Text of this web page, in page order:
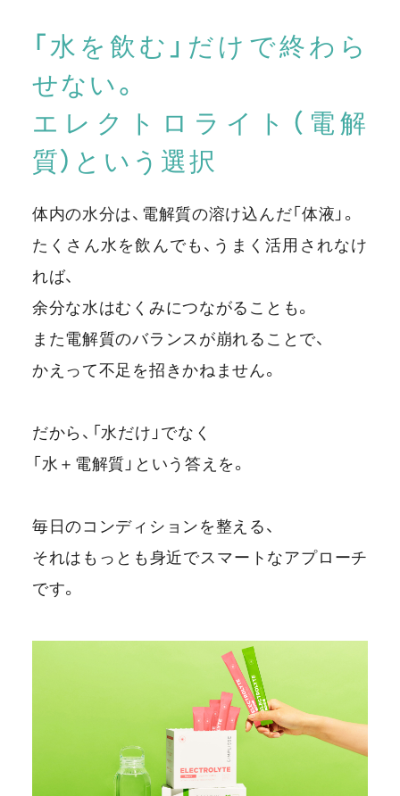
「水を飲む」だけで終わら
せない。
エレクトロライト（電解
質）という選択
体内の水分は、電解質の溶け込んだ「体液」。
たくさん水を飲んでも、うまく活用されなけ
れば、
余分な水はむくみにつながることも。
また電解質のバランスが崩れることで、
かえって不足を招きかねません。
だから、「水だけ」でなく
「水＋電解質」という答えを。
毎日のコンディションを整える、
それはもっとも身近でスマートなアプローチ
です。